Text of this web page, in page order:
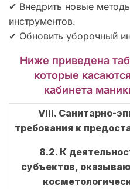
✔ Внедрить новые
инструментов.
✔ Обновить уборочный
Ниже приведена
которые
кабинета
VIII. Санитарно-
требования к
8.2. К
субъектов,